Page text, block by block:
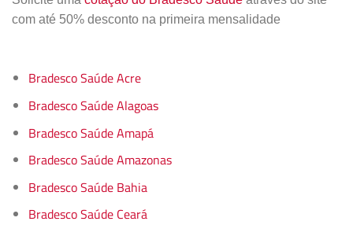
com até 50% desconto na primeira mensalidade
Bradesco Saúde Acre
Bradesco Saúde Alagoas
Bradesco Saúde Amapá
Bradesco Saúde Amazonas
Bradesco Saúde Bahia
Bradesco Saúde Ceará